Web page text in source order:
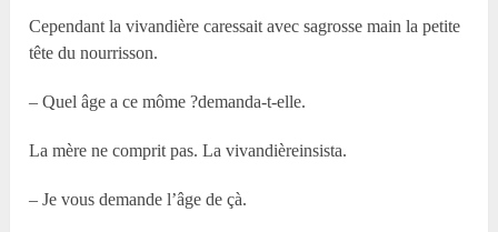
Cependant la vivandière caressait avec sagrosse main la petite
tête du nourrisson.
– Quel âge a ce môme ?demanda-t-elle.
La mère ne comprit pas. La vivandièreinsista.
– Je vous demande l’âge de çà.